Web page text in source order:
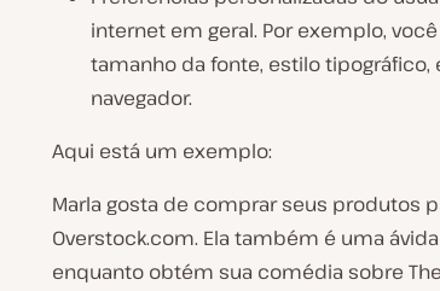
internet em geral. Por exemplo,
tamanho da fonte, estilo
navegador.
Aqui está um exemplo:
Marla gosta de comprar seus produtos
Overstock.com. Ela também é uma
enquanto obtém sua comédia sobre